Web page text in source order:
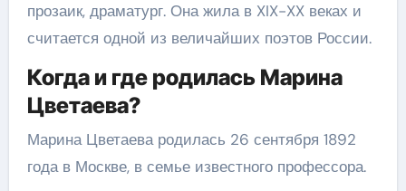
прозаик, драматург. Она жила в XIX-XX веках и
считается одной из величайших поэтов России.
Когда и где родилась Марина
Цветаева?
Марина Цветаева родилась 26 сентября 1892
года в Москве, в семье известного профессора.